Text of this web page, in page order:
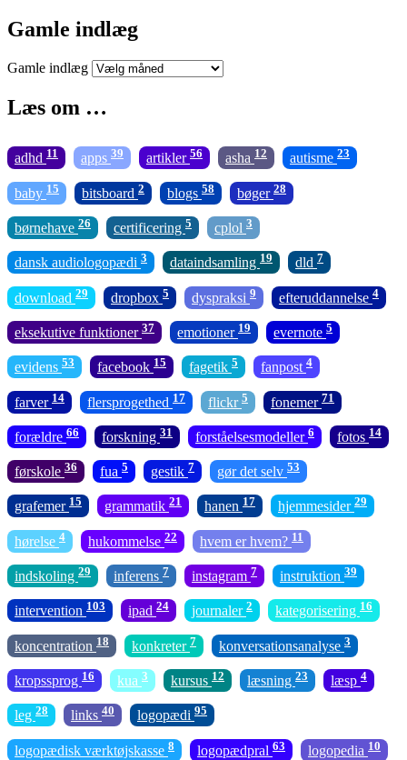
Gamle indlæg
Gamle indlæg
Læs om …
adhd 11 apps 39 artikler 56 asha 12 autisme 23
baby 15 bitsboard 2 blogs 58 bøger 28
børnehave 26 certificering 5 cplol 3
dansk audiologopædi 3 dataindsamling 19 dld 7
download 29 dropbox 5 dyspraksi 9 efteruddannelse 4
eksekutive funktioner 37 emotioner 19 evernote 5
evidens 53 facebook 15 fagetik 5 fanpost 4
farver 14 flersprogethed 17 flickr 5 fonemer 71
forældre 66 forskning 31 forståelsesmodeller 6 fotos 14
førskole 36 fua 5 gestik 7 gør det selv 53
grafemer 15 grammatik 21 hanen 17 hjemmesider 29
hørelse 4 hukommelse 22 hvem er hvem? 11
indskoling 29 inferens 7 instagram 7 instruktion 39
intervention 103 ipad 24 journaler 2 kategorisering 16
koncentration 18 konkreter 7 konversationsanalyse 3
kropssprog 16 kua 3 kursus 12 læsning 23 læsp 4
leg 28 links 40 logopædi 95
logopædisk værktøjskasse 8 logopædpral 63 logopedia 10